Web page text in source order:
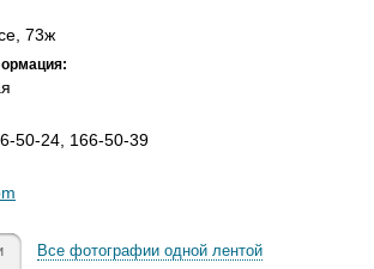
73ж
50-24, 166-50-39
Все фотографии одной лентой